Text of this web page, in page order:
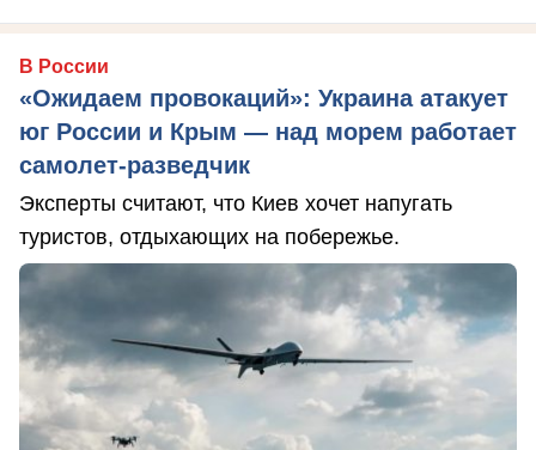
В России
«Ожидаем провокаций»: Украина атакует
юг России и Крым — над морем работает
самолет-разведчик
Эксперты считают, что Киев хочет напугать
туристов, отдыхающих на побережье.